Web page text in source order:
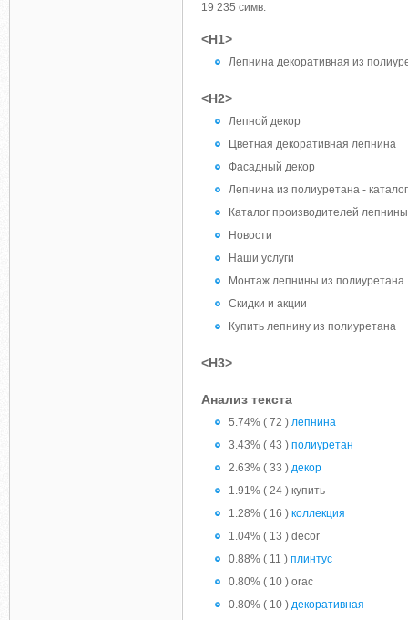
19 235 симв.
<H1>
Лепнина декоративная из
<H2>
Лепной декор
Цветная декоративная лепнина
Фасадный декор
Лепнина из полиуретана - каталог
Каталог производителей
Новости
Наши услуги
Монтаж лепнины из полиуретана
Скидки и акции
Купить лепнину из полиуретана
<H3>
Анализ текста
5.74% ( 72 ) лепнина
3.43% ( 43 ) полиуретан
2.63% ( 33 ) декор
1.91% ( 24 ) купить
1.28% ( 16 ) коллекция
1.04% ( 13 ) decor
0.88% ( 11 ) плинтус
0.80% ( 10 ) orac
0.80% ( 10 ) декоративная